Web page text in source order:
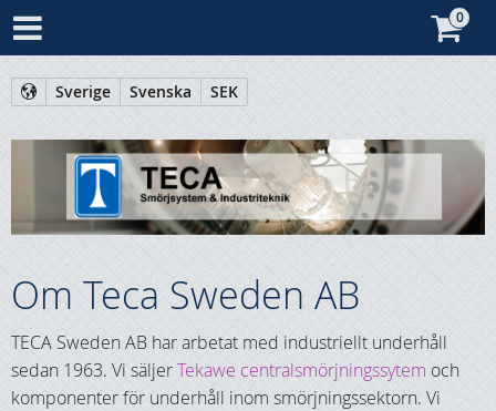
Sverige Svenska SEK
Om Teca Sweden AB
TECA Sweden AB har arbetat med industriellt underhåll
sedan 1963. Vi säljerTekawe centralsmörjningssytem och
komponenter för underhåll inom smörjningssektorn. Vi